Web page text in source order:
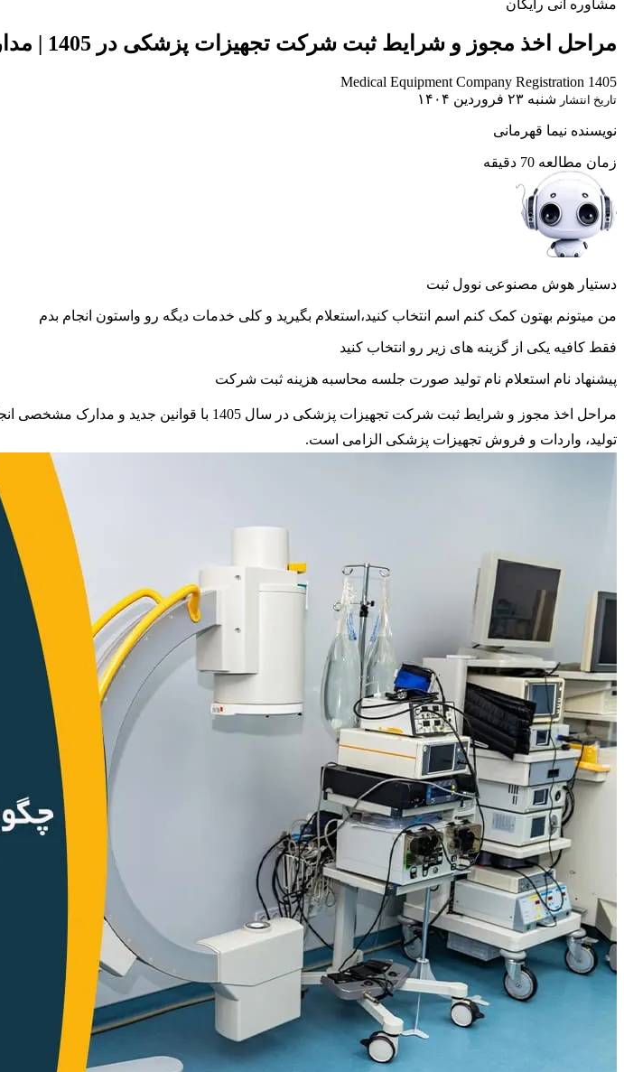
مشاوره آنی رایگان
مراحل اخذ مجوز و شرایط ثبت شرکت تجهیزات پزشکی در 1405 | مدارک، هزینه‌ها و راهنمای کامل
Medical Equipment Company Registration 1405
تاریخ انتشار شنبه ۲۳ فروردین ۱۴۰۴
نویسنده نیما قهرمانی
زمان مطالعه 70 دقیقه
دستیار هوش مصنوعی نوول ثبت
من میتونم بهتون کمک کنم اسم انتخاب کنید،استعلام بگیرید و کلی خدمات دیگه رو واستون انجام بدم
فقط کافیه یکی از گزینه های زیر رو انتخاب کنید
پیشنهاد نام استعلام نام تولید صورت جلسه محاسبه هزینه ثبت شرکت
مراحل اخذ مجوز و شرایط ثبت شرکت تجهیزات پزشکی
تولید، واردات و فروش تجهیزات پزشکی الزامی است.